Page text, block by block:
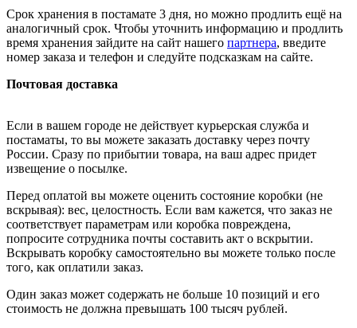
Срок хранения в постамате 3 дня, но можно продлить ещё на
аналогичный срок. Чтобы уточнить информацию и продлить
время хранения зайдите на сайт нашего партнера, введите
номер заказа и телефон и следуйте подсказкам на сайте.
Почтовая доставка
Если в вашем городе не действует курьерская служба и
постаматы, то вы можете заказать доставку через почту
России. Сразу по прибытии товара, на ваш адрес придет
извещение о посылке.
Перед оплатой вы можете оценить состояние коробки (не
вскрывая): вес, целостность. Если вам кажется, что заказ не
соответствует параметрам или коробка повреждена,
попросите сотрудника почты составить акт о вскрытии.
Вскрывать коробку самостоятельно вы можете только после
того, как оплатили заказ.
Один заказ может содержать не больше 10 позиций и его
стоимость не должна превышать 100 тысяч рублей.